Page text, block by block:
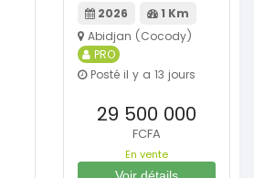
2026
1 Km
Abidjan (Cocody)
PRO
Posté il y a 13 jours
29 500 000
FCFA
En vente
Voir détails